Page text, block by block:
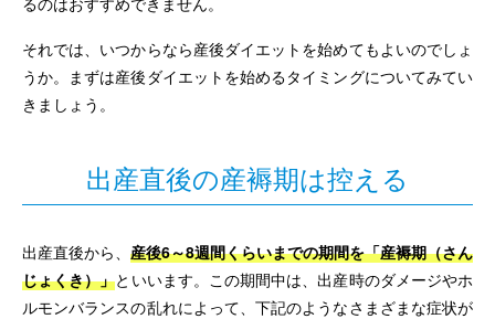
それでは、いつからなら産後ダイエットを始めてもよいのでしょ
うか。まずは産後ダイエットを始めるタイミングについてみてい
きましょう。
出産直後の産褥期は控える
出産直後から、 産後6～8週間くらいまでの期間を「産褥期（さん
じょくき）」といいます。この期間中は、出産時のダメージやホ
ルモンバランスの乱れによって、下記のようなさまざまな症状が